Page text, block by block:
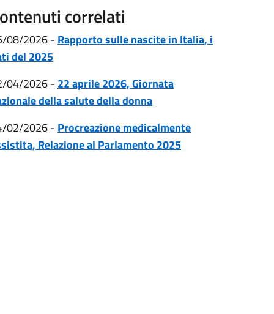
correlati
08/2026- Rapporto sulle nascite in Italia, i
del 2025
04/2026- 22 aprile 2026, Giornata
della salute della donna
02/2026- Procreazione medicalmente
Relazione al Parlamento 2025